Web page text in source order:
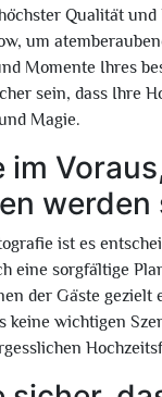
Qualität
um
Momente Ihres
sein, dass Ihre
Magie.
im
werden
ist es
eine sorgfältige
der Gäste
keine wichtigen